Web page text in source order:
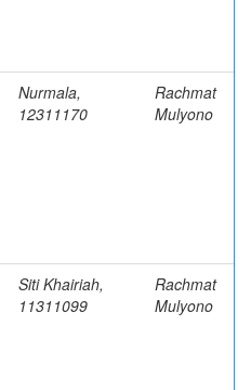
Nurmala,
12311170
Rachmat
Mulyono
Siti Khairiah,
11311099
Rachmat
Mulyono